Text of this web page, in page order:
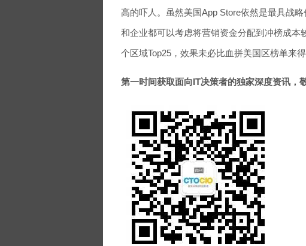
高的吓人。虽然美国App Store依然是最具战
和企业都可以考虑将营销资金分配到冲榜成
个区域Top25，效果未必比血拼美国区榜单来得
第一时间获取面向IT决策者的独家深度资讯